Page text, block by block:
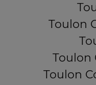
Toulon
Toulon
Toulon